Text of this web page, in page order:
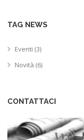
TAG NEWS
Eventi (3)
Novità (6)
CONTATTACI